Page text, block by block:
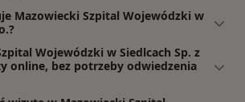
Mazowiecki Szpital Wojewódzki w
Wojewódzki w Siedlcach Sp. z
online, bez potrzeby odwiedzenia